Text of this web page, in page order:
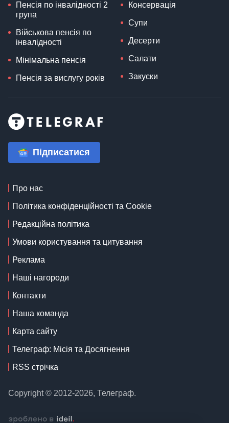
Пенсія по інвалідності 2
група
Військова пенсія по
інвалідності
Мінімальна пенсія
Пенсія за вислугу років
Консервація
Супи
Десерти
Салати
Закуски
Підписатися
Про нас
Політика конфіденційності та Cookie
Редакційна політика
Умови користування та цитування
Реклама
Наші нагороди
Контакти
Наша команда
Карта сайту
Телеграф: Місія та Досягнення
RSS стрічка
Copyright © 2012-2026, Телеграф.